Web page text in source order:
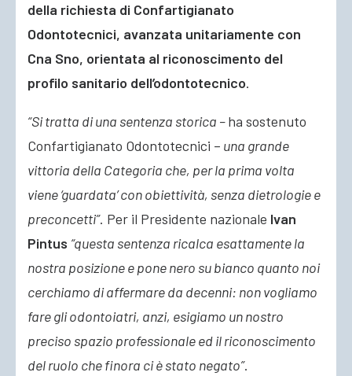
della richiesta di Confartigianato
Odontotecnici, avanzata unitariamente con
Cna Sno, orientata al riconoscimento del
profilo sanitario dell’odontotecnico.
“Si tratta di una sentenza storica –ha sostenuto
Confartigianato Odontotecnici – una grande
vittoria della Categoria che, per la prima volta
viene ‘guardata’ con obiettività, senza dietrologie e
preconcetti”. Per il Presidente nazionale Ivan
Pintus “questa sentenza ricalca esattamente la
nostra posizione e pone nero su bianco quanto noi
cerchiamo di affermare da decenni: non vogliamo
fare gli odontoiatri, anzi, esigiamo un nostro
preciso spazio professionale ed il riconoscimento
del ruolo che finora ci è stato negato”.